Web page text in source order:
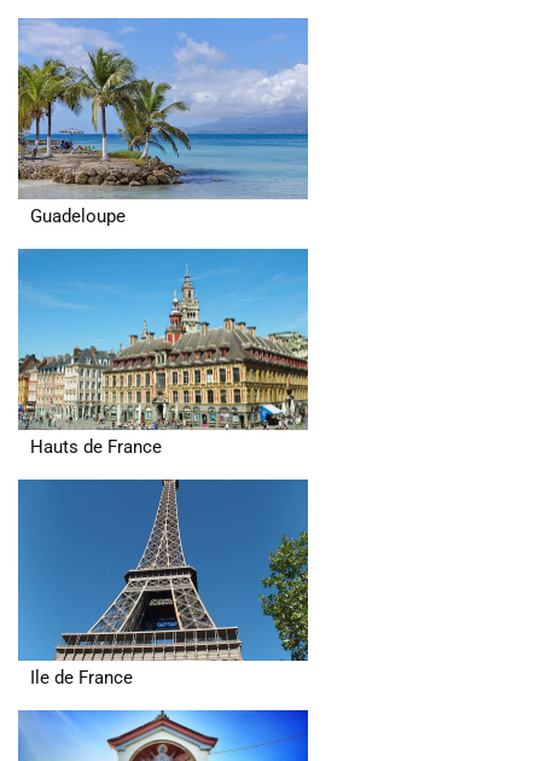
Guadeloupe
Hauts de France
Ile de France